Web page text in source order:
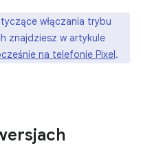
włączania trybu
znajdziesz w artykule
na telefonie Pixel.